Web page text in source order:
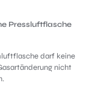
Pressluftflasche
darf keine
nicht